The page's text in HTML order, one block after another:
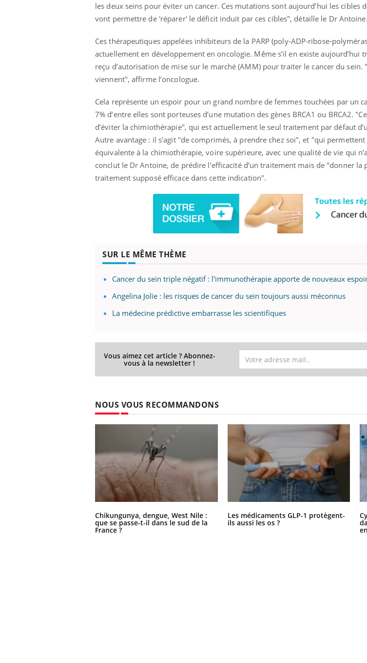
les deux seins pour éviter un cancer. Ces mutations sont aujourd’hui les cibles
vont permettre de 'réparer' le déficit induit par ces cibles", détaille le Dr Antoine.
Ces thérapeutiques appelées inhibiteurs de la PARP (poly-ADP-ribose-
actuellement en développement en oncologie. Même s’il en existe aujourd’hui
reçu d’autorisation de mise sur le marché (AMM) pour traiter le cancer du sein.
viennent", affirme l’oncologue.
Cela représente un espoir pour un grand nombre de femmes touchées par un
7% d’entre elles sont porteuses d’une mutation des gènes BRCA1 ou BRCA2.
d’éviter la chimiothérapie", qui est actuellement le seul traitement par défaut
Autre avantage : il s’agit "de comprimés, à prendre chez soi", et "qui
équivalente à la chimiothérapie, voire supérieure, avec une qualité de vie qui
conclut le Dr Antoine, de prédire l’efficacité d’un traitement mais de "donner la
traitement supposé efficace dans cette indication".
SUR LE MÊME THÈME
Cancer du sein triple négatif : l'immunothérapie apporte de nouveaux
Angelina Jolie : les risques de cancer du sein toujours aussi méconnus
La médecine prédictive embarrasse les scientifiques
Vous aimez cet article ? Abonnez-
vous à la newsletter !
NOUS VOUS RECOMMANDONS
Chikungunya, dengue, West Nile :
que se passe-t-il dans le sud de la
France ?
Les médicaments GLP-1 protègent-
ils aussi les os ?
Diabète & Ramadan 2026Youtube
Le Ramadan approche, et, pour de
nombreuses personnes atteintes de
défis, mais ...
Youtube
Un « jumeau numérique » pour
faciliter l’accès à la médecine
préventiveYoutube
mutualiste innove en matière de bilan de
santé : l'utilisation d'un « jumeau
numérique » permet ...